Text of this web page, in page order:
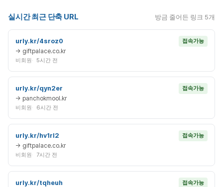
실시간 최근 단축 URL 방금 줄어든 링크 5개
urly.kr/4sroz0 접속가능
→ giftpalace.co.kr
비회원 5시간 전
urly.kr/qyn2er 접속가능
→ panchokmool.kr
비회원 6시간 전
urly.kr/hv1rl2 접속가능
→ giftpalace.co.kr
비회원 7시간 전
urly.kr/tqheuh 접속가능